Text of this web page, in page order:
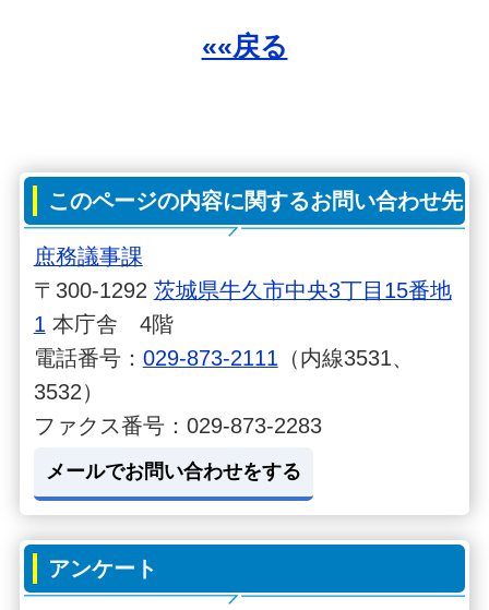
««戻る
このページの内容に関するお問い合わせ先
庶務議事課
〒300-1292 茨城県牛久市中央3丁目15番地
1 本庁舎 4階
電話番号： 029-873-2111 （内線3531、
3532）
ファクス番号：029-873-2283
メールでお問い合わせをする
アンケート